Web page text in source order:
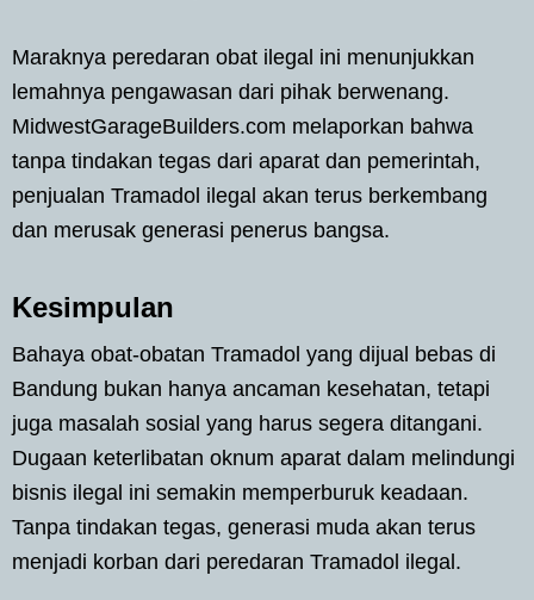
Maraknya peredaran obat ilegal ini menunjukkan
lemahnya pengawasan dari pihak berwenang.
MidwestGarageBuilders.com melaporkan bahwa
tanpa tindakan tegas dari aparat dan pemerintah,
penjualan Tramadol ilegal akan terus berkembang
dan merusak generasi penerus bangsa.
Kesimpulan
Bahaya obat-obatan Tramadol yang dijual bebas di
Bandung bukan hanya ancaman kesehatan, tetapi
juga masalah sosial yang harus segera ditangani.
Dugaan keterlibatan oknum aparat dalam melindungi
bisnis ilegal ini semakin memperburuk keadaan.
Tanpa tindakan tegas, generasi muda akan terus
menjadi korban dari peredaran Tramadol ilegal.